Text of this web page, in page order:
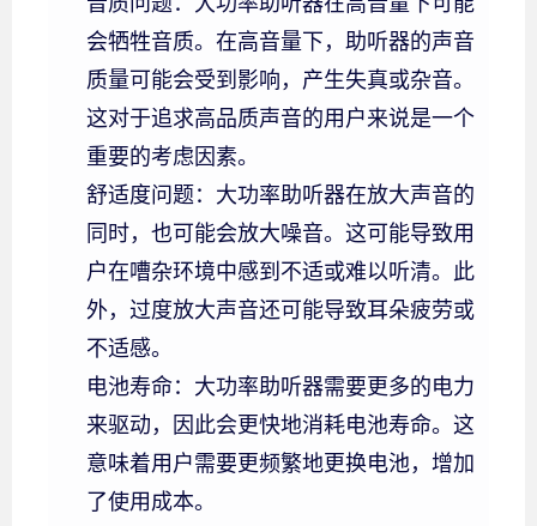
会牺牲音质。在高音量下，助听器的声音
质量可能会受到影响，产生失真或杂音。
这对于追求高品质声音的用户来说是一个
重要的考虑因素。
舒适度问题：大功率助听器在放大声音的
同时，也可能会放大噪音。这可能导致用
户在嘈杂环境中感到不适或难以听清。此
外，过度放大声音还可能导致耳朵疲劳或
不适感。
电池寿命：大功率助听器需要更多的电力
来驱动，因此会更快地消耗电池寿命。这
意味着用户需要更频繁地更换电池，增加
了使用成本。